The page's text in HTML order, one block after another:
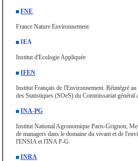
FNE
France Nature Environnement
IEA
Institut d'Ecologie Appliquée
IFEN
Institut Français de l'Environnement. Réintégré
des Statistiques (SOeS) du Commissariat
INA-PG
Institut National Agronomique Paris-Grignon,
de managers dans le domaine du vivant et de
l'ENSIA et l'INA P-G.
INRA